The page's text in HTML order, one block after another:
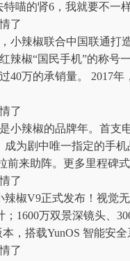
喵的肾6，我就要不一样
小辣椒联合中国联通打
辣椒“国民手机”的称号
40万的承销量。 2017年
小辣椒的品牌年。首支
为剧中唯一指定的手
前来助阵。更多里程碑
辣椒V9正式发布！视觉
1600万双景深镜头、
，搭载YunOS 智能安全